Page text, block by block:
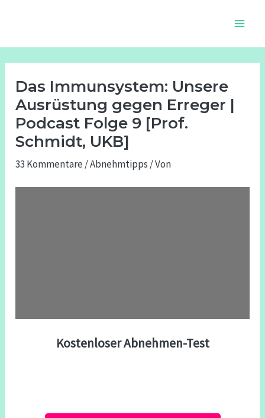
Das Immunsystem: Unsere
Ausrüstung gegen Erreger |
Podcast Folge 9 [Prof.
Schmidt, UKB]
33 Kommentare /Abnehmtipps / Von
Kostenloser Abnehmen-Test